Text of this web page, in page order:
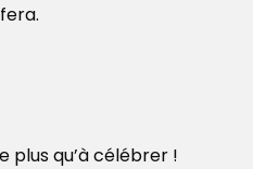
plus qu’à célébrer !